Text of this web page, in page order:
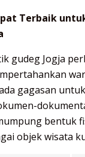
Terbaik
gudeg Jogja
gagasan
bentuk
objek wisata